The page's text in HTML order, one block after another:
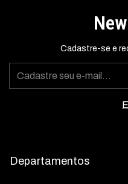
Cadastre-se e
Departamentos